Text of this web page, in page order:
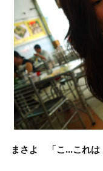
まさよ 「こ…これは